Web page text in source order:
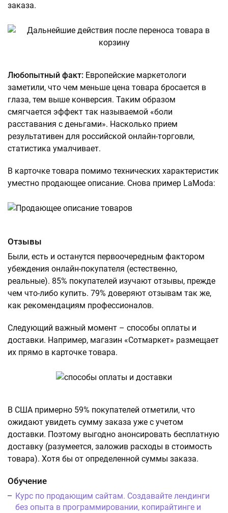
заказа.
Любопытный факт: Европейские маркетологи
заметили, что чем меньше цена товара бросается в
глаза, тем выше конверсия. Таким образом
смягчается эффект так называемой «боли
расставания с деньгами». Насколько прием
результативен для российской онлайн-торговли,
статистика умалчивает.
В карточке товара помимо технических характеристик
уместно продающее описание. Снова пример LaModa:
Отзывы
Были, есть и останутся первоочередным фактором
убеждения онлайн-покупателя (естественно,
реальные). 85% покупателей изучают отзывы, прежде
чем что-либо купить. 79% доверяют отзывам так же,
как рекомендациям профессионалов.
Следующий важный момент – способы оплаты и
доставки. Например, магазин «Сотмаркет» размещает
их прямо в карточке товара.
В США примерно 59% покупателей отметили, что
ожидают увидеть сумму заказа уже с учетом
доставки. Поэтому выгодно анонсировать бесплатную
доставку (разумеется, заложив расходы в стоимость
товара). Хотя бы от определенной суммы заказа.
Обучение
Курс по продающим сайтам. Создавайте лендинги
без опыта в программировании, копирайтинге и